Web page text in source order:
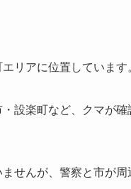
リアに位置しています
設楽町など、クマが
せんが、警察と市が周